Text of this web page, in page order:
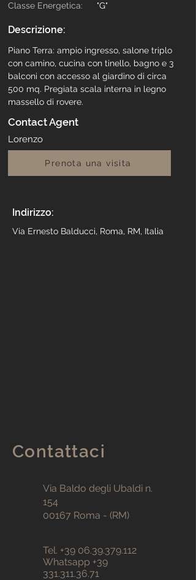
Classe Energetica: "G"
Descrizione:
Piano Terra: ampio ingresso, salone triplo
con camino, cucina con tinello, bagno e 3
balconi con accesso al giardino di circa
500 mq. Pregiata scala interna in legno
massello di rovere.
Contact Agent
Lorenzo
Prenota una visita
Indirizzo:
Via Ernesto Balducci, Roma, RM, Italia
Contattaci
Via Baldo degli Ubaldi n.
154
00167 Roma - (RM)
Tel. +39 06.39.379.112
Whatsapp +39
331.311.36.71